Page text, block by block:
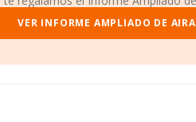
VER INFORME AMPLIADO DE